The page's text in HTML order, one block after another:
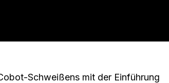
Schweißens mit der Einführung